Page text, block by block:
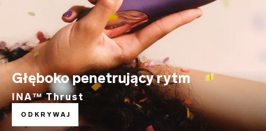
Głęboko penetrujący rytm
INA™ Thrust
ODKRYWAJ